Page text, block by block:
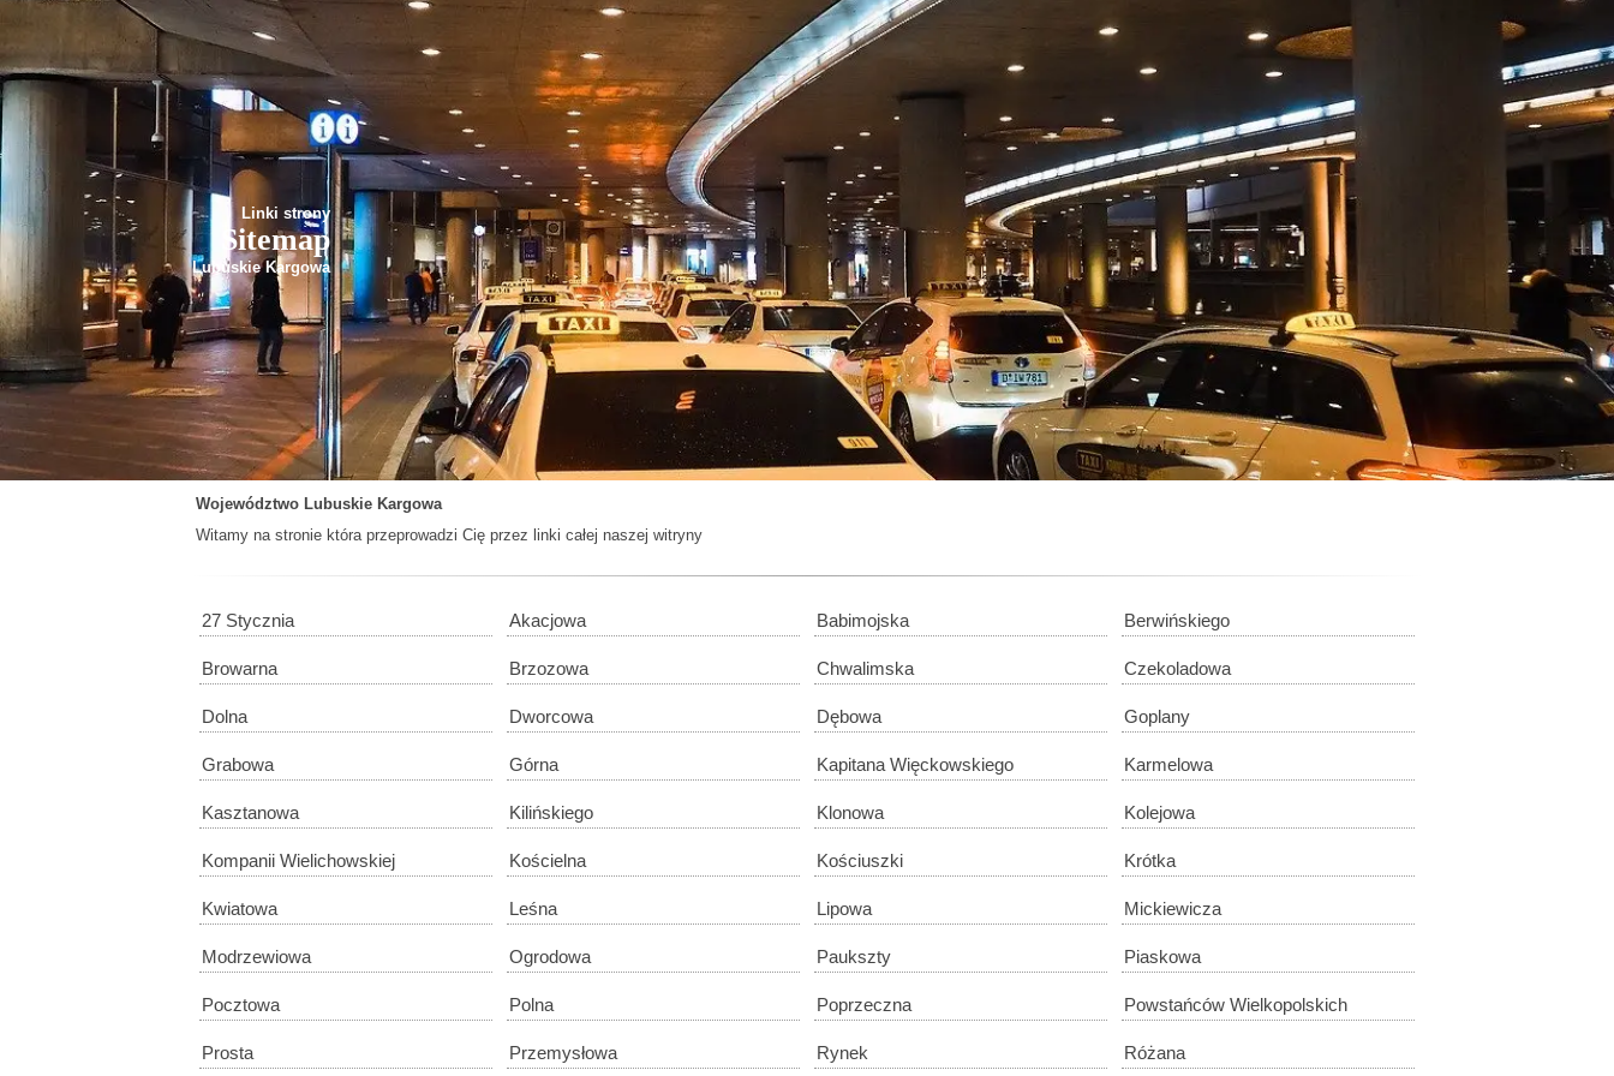
Linki strony
Sitemap
Lubuskie Kargowa
Województwo Lubuskie Kargowa
Witamy na stronie która przeprowadzi Cię przez linki całej naszej witryny
27 Stycznia Akacjowa Babimojska Berwińskiego
Browarna Brzozowa Chwalimska Czekoladowa
Dolna Dworcowa Dębowa Goplany
Grabowa Górna Kapitana Więckowskiego Karmelowa
Kasztanowa Kilińskiego Klonowa Kolejowa
Kompanii Wielichowskiej Kościelna Kościuszki Krótka
Kwiatowa Leśna Lipowa Mickiewicza
Modrzewiowa Ogrodowa Paukszty Piaskowa
Pocztowa Polna Poprzeczna Powstańców Wielkopolskich
Prosta Przemysłowa Rynek Różana